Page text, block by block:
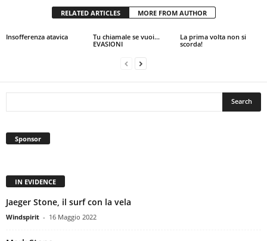
RELATED ARTICLES MORE FROM AUTHOR
Insofferenza atavica
Tu chiamale se vuoi…
EVASIONI
La prima volta non si
scorda!
Sponsor
IN EVIDENCE
Jaeger Stone, il surf con la vela
Windspirit - 16 Maggio 2022